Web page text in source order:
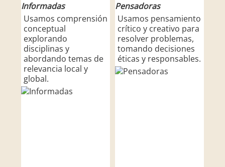
Usamos comprensión
conceptual
explorando
disciplinas y
abordando temas de
relevancia local y
global.
Informadas
Usamos pensamiento
crítico y creativo para
resolver problemas,
tomando decisiones
éticas y responsables.
Pensadoras